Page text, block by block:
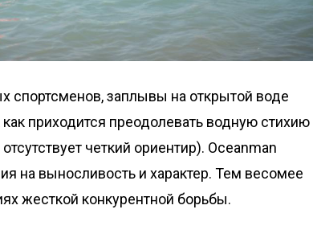
спортсменов, заплывы на открытой воде
приходится преодолевать водную стихию
четкий ориентир). Oceanman
на выносливость и характер. Тем весомее
жесткой конкурентной борьбы.